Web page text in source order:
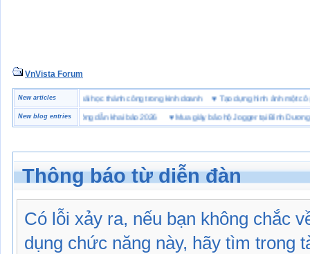
VnVista Forum
New articles
biệt” của Microsoft ♥4 bài học thành công trong kinh doanh ♥Tạo dựng hình ảnh
New blog entries
hải quan là gì? Hướng dẫn khai báo 2026♥ Mua giày bảo hộ Jogger tại Bình Dương ở
Thông báo từ diễn đàn
Có lỗi xảy ra, nếu bạn không chắc
dụng chức năng này, hãy tìm trong